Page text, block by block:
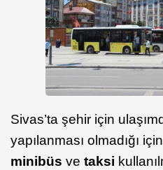
Sivas’ta şehir için
yapılanması olmadığı
minibüs ve taksi